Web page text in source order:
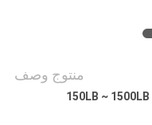
منتوج وصف